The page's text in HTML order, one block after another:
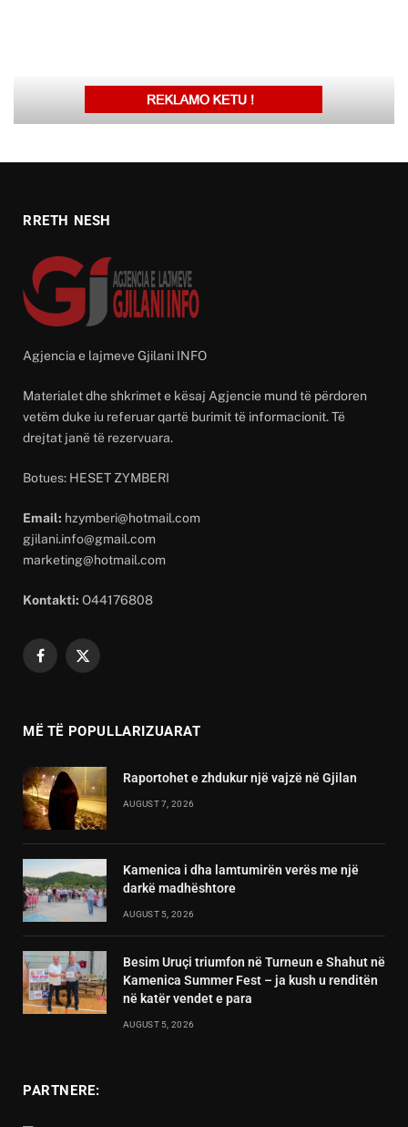
RRETH NESH
Agjencia e lajmeve Gjilani INFO
Materialet dhe shkrimet e kësaj Agjencie mund të përdoren
vetëm duke iu referuar qartë burimit të informacionit. Të
drejtat janë të rezervuara.
Botues: HESET ZYMBERI
Email: hzymberi@hotmail.com
gjilani.info@gmail.com
marketing@hotmail.com
Kontakti: O44176808
Facebook
X
MË TË POPULLARIZUARAT
Raportohet e zhdukur një vajzë në Gjilan
AUGUST 7, 2026
Kamenica i dha lamtumirën verës me një
darkë madhështore
AUGUST 5, 2026
Besim Uruçi triumfon në Turneun e Shahut në
Kamenica Summer Fest – ja kush u renditën
në katër vendet e para
AUGUST 5, 2026
PARTNERE: